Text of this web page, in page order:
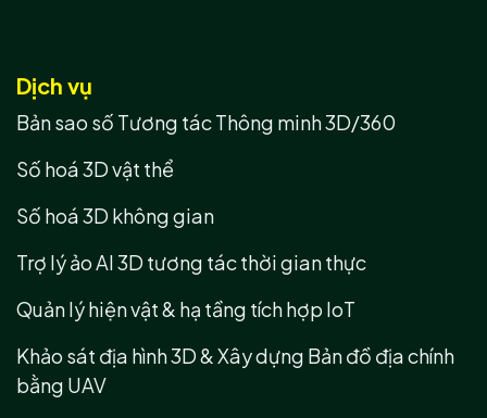
Dịch vụ
Bản sao số Tương tác Thông minh 3D/360
Số hoá 3D vật thể
Số hoá 3D không gian
Trợ lý ảo AI 3D tương tác thời gian thực
Quản lý hiện vật & hạ tầng tích hợp IoT
Khảo sát địa hình 3D & Xây dựng Bản đồ địa chính
bằng UAV